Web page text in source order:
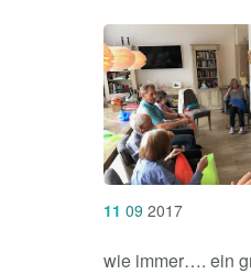
11 09 2017
wie immer…. ein